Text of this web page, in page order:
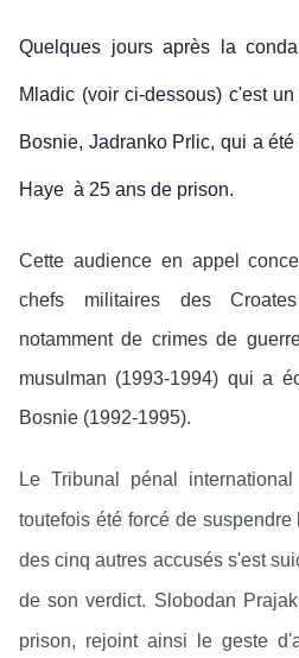
Quelques jours après la
Mladic (voir ci-dessous) c'est
Bosnie, Jadranko Prlic, qui a
Haye à 25 ans de prison.
Cette audience en appel
chefs militaires des
notamment de crimes de
musulman (1993-1994) qui a
Bosnie (1992-1995).
Le Tribunal pénal
toutefois été forcé de suspendre
des cinq autres accusés s'est
de son verdict. Slobodan
prison, rejoint ainsi le geste